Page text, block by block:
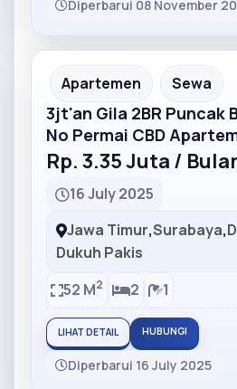
Diperbarui 08 November
Partner Ad
Apartemen Sewa
3jt'an Gila 2BR Puncak
No Permai CBD
Rp. 3.35 Juta /
16 July 2025
Jawa Timur,Surabaya,
Dukuh Pakis
52 M2 2 1
LIHAT DETAIL HUBUNGI
Diperbarui 16 July 2025